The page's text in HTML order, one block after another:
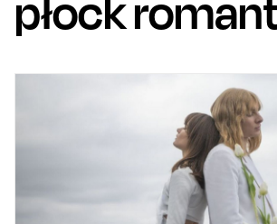
płock